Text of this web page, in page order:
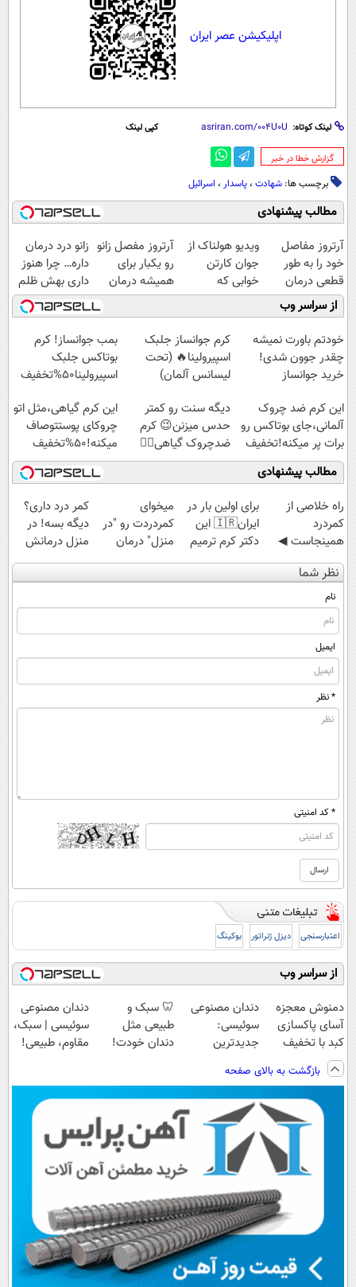
اپلیکیشن عصر ایران
لینک کوتاه: کپی لینک
‌گزارش خطا در خبر
برچسب ها: شهادت ، پاسدار ، اسرائیل
مطالب پیشنهادی
آرتروز مفاصل
خود را به طور
قطعی درمان
کنید!
◗پرسش‌نامه◖
ویدیو هولناک از
جوان کارتن
خوابی که
میلیاردر شد.
آموزش رایگان
آرتروز مفصل زانو
رو یکبار برای
همیشه درمان
کن!
◗پرسش‌نامه◖
زانو درد درمان
داره… چرا هنوز
داری بهش ظلم
می‌کنی؟
از سراسر وب
خودتم باورت نمیشه
چقدر جوون شدی!
خرید جوانساز
ویژه
کرم جوانساز جلبک
اسپیرولینا🔥 (تحت
لیسانس آلمان)
بمب جوانساز! کرم
بوتاکس جلبک
اسپیرولینا50%تخفیف
این کرم ضد چروک
آلمانی،جای بوتاکس رو
برات پر میکنه!تخفیف
تا امشب
دیگه سنت رو کمتر
حدس میزنن😉 کرم
ضدچروک گیاهی👈🏻
45%تخفیف
این کرم گیاهی،مثل اتو
چروکای پوستتوصاف
میکنه!50%تخفیف
مطالب پیشنهادی
‌راه خلاصی از
کمردرد
همینجاست ◀
فقط کافیه فرم
رو پر کنی!
برای اولین بار در
ایران🇮🇷 این
دکتر کرم ترمیم
کننده 23 روزه
ساخت!
میخوای
کمردردت رو "در
منزل" درمان
کنی؟ (◂فیلم +
◂پرسش‌نامه)
کمر درد داری؟
دیگه بسه! در
منزل درمانش
کن
(◀پرسش‌نامه)
نظر شما
نام
ایمیل
* نظر
* کد امنیتی
اعتبارسنجی دیزل ژنراتور بوکینگ
از سراسر وب
دمنوش معجزه
آسای پاکسازی
کبد با تخفیف
ویژه
دندان مصنوعی
سوئیسی:
جدیدترین
سبک و مقاوم |
پرداخت قسطی
🦷 سبک و
طبیعی مثل
دندان خودت!
💳 📍 تهران
دندان مصنوعی
سوئیسی | سبک،
مقاوم، طبیعی!
اقساطی😍
بازگشت به بالای صفحه